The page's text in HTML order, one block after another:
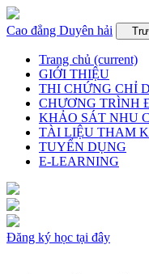
Cao đẳng Duyên hải
Trang chủ (current)
GIỚI THIỆU
THI CHỨNG CHỈ
CHƯƠNG TRÌNH
KHẢO SÁT NHU
TÀI LIỆU THAM
TUYỂN DỤNG
E-LEARNING
Đăng ký học tại đây